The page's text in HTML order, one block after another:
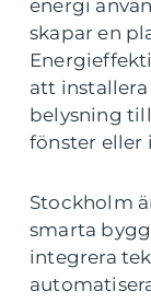
energi
skapar en
att
belysning
fönster eller
Stockholm
smarta
integrera